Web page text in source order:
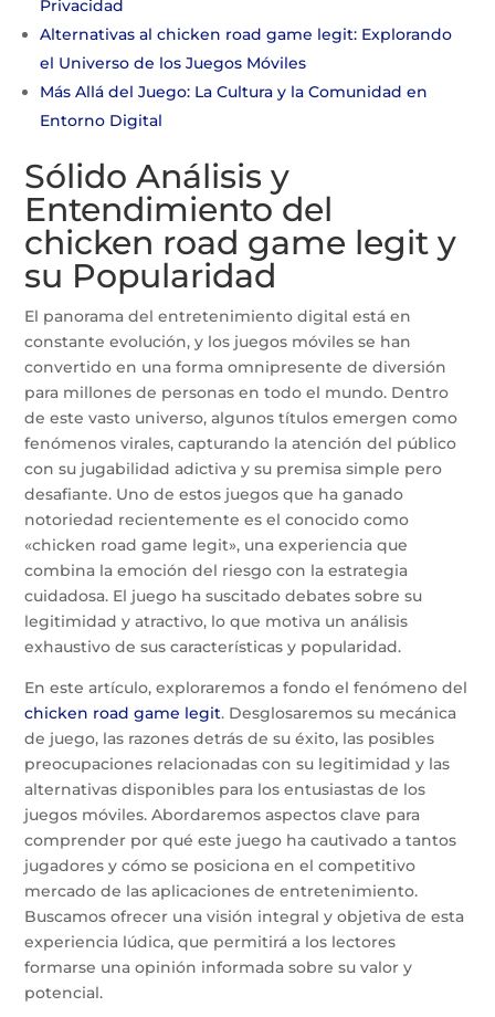
Privacidad
Alternativas al chicken road game legit: Explorando
el Universo de los Juegos Móviles
Más Allá del Juego: La Cultura y la Comunidad en
Entorno Digital
Sólido Análisis y
Entendimiento del
chicken road game legit y
su Popularidad
El panorama del entretenimiento digital está en
constante evolución, y los juegos móviles se han
convertido en una forma omnipresente de diversión
para millones de personas en todo el mundo. Dentro
de este vasto universo, algunos títulos emergen como
fenómenos virales, capturando la atención del público
con su jugabilidad adictiva y su premisa simple pero
desafiante. Uno de estos juegos que ha ganado
notoriedad recientemente es el conocido como
«chicken road game legit», una experiencia que
combina la emoción del riesgo con la estrategia
cuidadosa. El juego ha suscitado debates sobre su
legitimidad y atractivo, lo que motiva un análisis
exhaustivo de sus características y popularidad.
En este artículo, exploraremos a fondo el fenómeno del
chicken road game legit. Desglosaremos su mecánica
de juego, las razones detrás de su éxito, las posibles
preocupaciones relacionadas con su legitimidad y las
alternativas disponibles para los entusiastas de los
juegos móviles. Abordaremos aspectos clave para
comprender por qué este juego ha cautivado a tantos
jugadores y cómo se posiciona en el competitivo
mercado de las aplicaciones de entretenimiento.
Buscamos ofrecer una visión integral y objetiva de esta
experiencia lúdica, que permitirá a los lectores
formarse una opinión informada sobre su valor y
potencial.